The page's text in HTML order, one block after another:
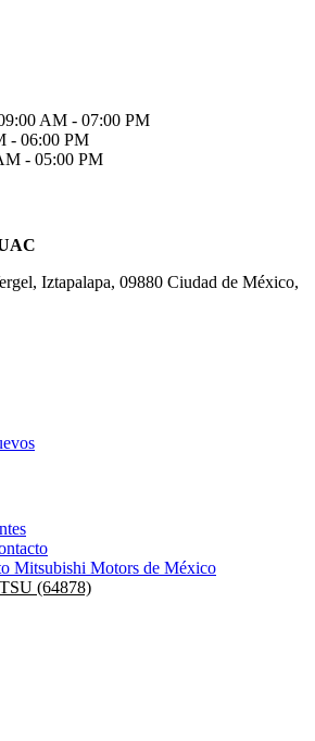
AM - 07:00 PM
- 06:00 PM
- 05:00 PM
Iztapalapa, 09880 Ciudad de México,
Mitsubishi Motors de México
(64878)